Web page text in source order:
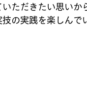
いただきたい思いか
技の実践を楽しんで